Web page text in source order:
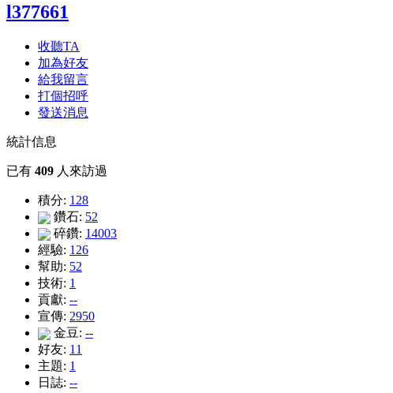
l377661
收聽TA
加為好友
給我留言
打個招呼
發送消息
統計信息
已有 409 人來訪過
積分: 128
鑽石: 52
碎鑽: 14003
經驗: 126
幫助: 52
技術: 1
貢獻: --
宣傳: 2950
金豆: --
好友: 11
主題: 1
日誌: --